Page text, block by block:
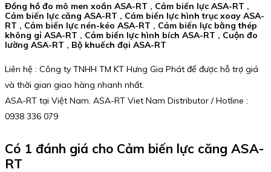
Đồng hồ đo mô men xoắn ASA-RT , Cảm biến lực ASA-RT ,
Cảm biến lực căng ASA-RT , Cảm biến lực hình trục xoay ASA-
RT , Cảm biến lực nén-kéo ASA-RT , Cảm biến lực bằng thép
không gỉ ASA-RT , Cảm biến lực hình bích ASA-RT , Cuộn đo
lường ASA-RT , Bộ khuếch đại ASA-RT
Liên hệ : Công ty TNHH TM KT Hưng Gia Phát để được hỗ trợ giá
và thời gian giao hàng nhanh nhất.
ASA-RT tại Việt Nam. ASA-RT Viet Nam Distributor / Hotline :
0938 336 079
Có 1 đánh giá cho Cảm biến lực căng ASA-
RT